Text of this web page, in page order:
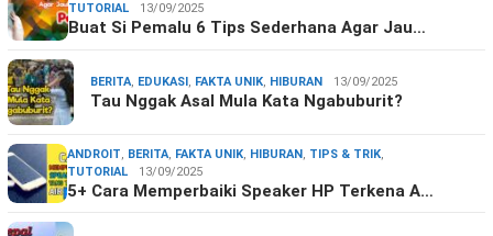
TUTORIAL
13/09/2025
Buat Si Pemalu 6 Tips Sederhana Agar Jau…
BERITA, EDUKASI , FAKTA UNIK, HIBURAN 13/09/2025
Tau Nggak Asal Mula Kata Ngabuburit?
ANDROIT, BERITA, FAKTA UNIK, HIBURAN , TIPS & TRIK,
TUTORIAL
13/09/2025
5+ Cara Memperbaiki Speaker HP Terkena A…